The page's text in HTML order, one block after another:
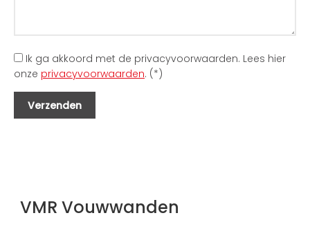
Ik ga akkoord met de privacyvoorwaarden. Lees hier
onze privacyvoorwaarden. (*)
VMR Vouwwanden